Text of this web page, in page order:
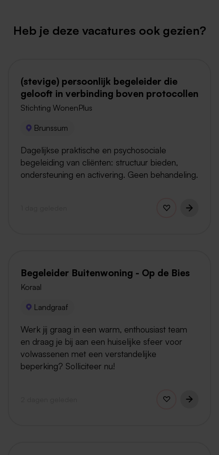
Heb je deze vacatures ook gezien?
(stevige) persoonlijk begeleider die
gelooft in verbinding boven protocollen
Stichting WonenPlus
Brunssum
Dagelijkse praktische en psychosociale
begeleiding van cliënten: structuur bieden,
ondersteuning en activering. Geen behandeling.
Begeleider Buitenwoning - Op de Bies
Koraal
Landgraaf
Werk jij graag in een warm, enthousiast team
en draag je bij aan een huiselijke sfeer voor
volwassenen met een verstandelijke
beperking? Solliciteer nu!